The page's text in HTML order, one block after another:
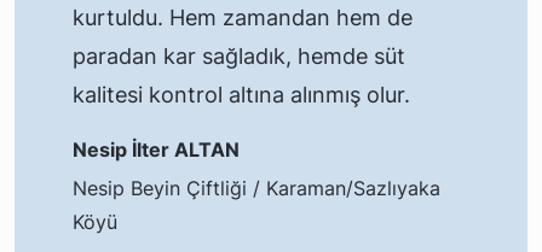
kurtuldu. Hem zamandan hem de
paradan kar sağladık, hemde süt
kalitesi kontrol altına alınmış olur.
Nesip İlter ALTAN
Nesip Beyin Çiftliği / Karaman/Sazlıyaka
Köyü